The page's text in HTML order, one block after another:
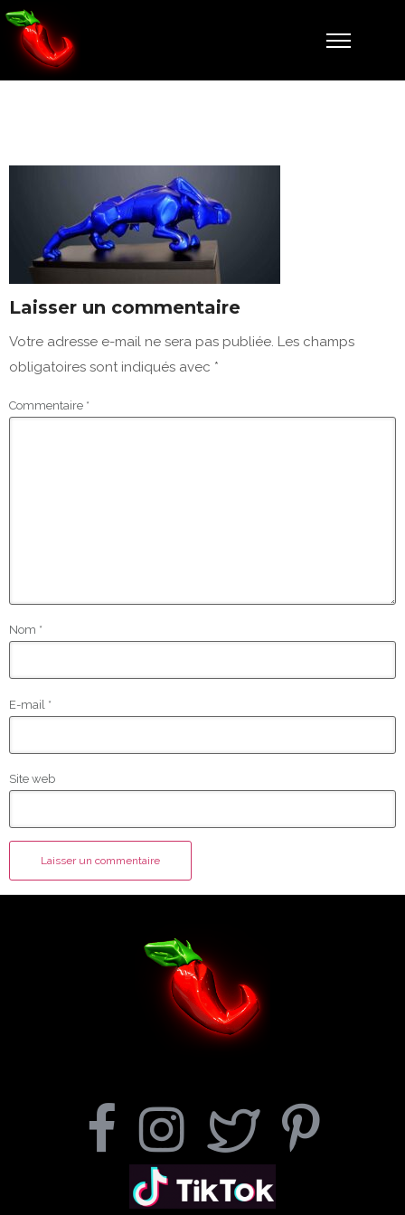
Laisser un commentaire
Votre adresse e-mail ne sera pas publiée. Les champs
obligatoires sont indiqués avec *
Commentaire *
Nom *
E-mail *
Site web